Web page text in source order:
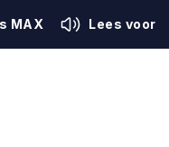
MAX Lees voor